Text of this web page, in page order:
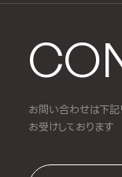
お問い合わせは下記
お受けしております